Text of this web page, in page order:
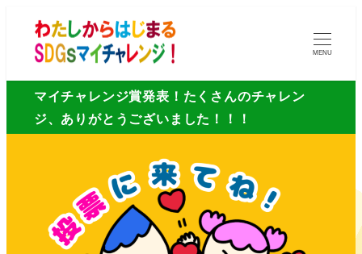
MENU
マイチャレンジ賞発表！たくさんのチャレン
ジ、ありがとうございました！！！